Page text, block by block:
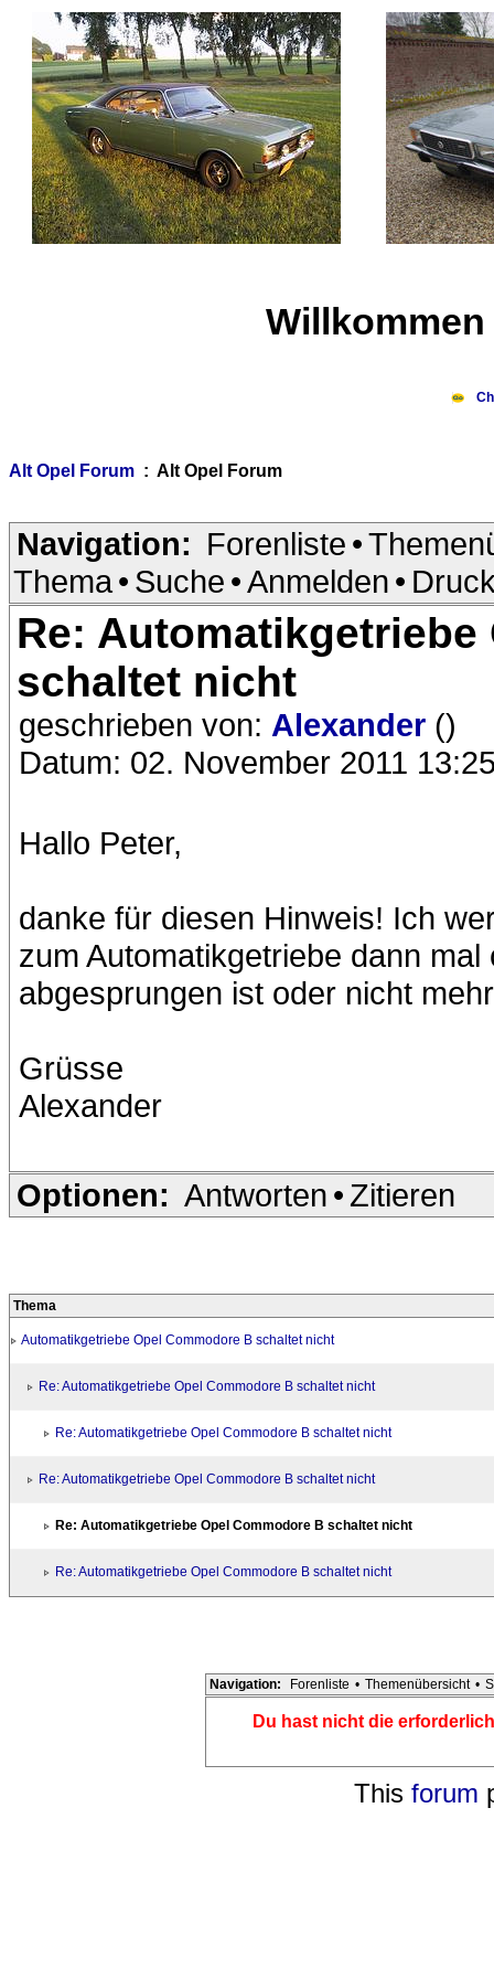
Alt Opel Forum : Alt Opel Forum
Navigation: Forenliste •
Thema• Suche •Anmelden •
Re: Automatikgetriebe
schaltet nicht
geschrieben von: Alexander ()
Datum: 02. November 2011
Hallo Peter,
danke für diesen Hinweis! Ich
zum Automatikgetriebe dann
abgesprungen ist oder nicht
Grüsse
Alexander
Optionen: Antworten • Zitieren
Thema
Automatikgetriebe Opel Commodore B schaltet nicht
Re: Automatikgetriebe Opel Commodore B schaltet nicht
Re: Automatikgetriebe Opel Commodore B schaltet nicht
Re: Automatikgetriebe Opel Commodore B schaltet nicht
Re: Automatikgetriebe Opel Commodore B schaltet nicht
Re: Automatikgetriebe Opel Commodore B schaltet nicht
Navigation: Forenliste • Themenübersicht •
Du hast nicht die
This forum